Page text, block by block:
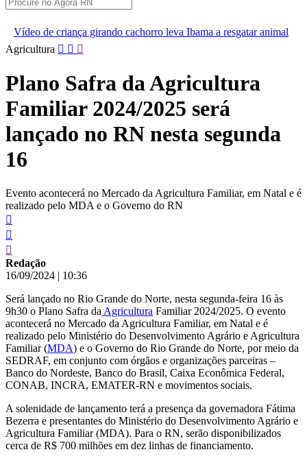
cachorro leva Ibama a resgatar animal
[VÍDEO]
Pular
para
conteúdo
Agricultura
Plano Safra da Agricultura
Familiar 2024/2025 será
lançado no RN nesta segunda
16
Evento acontecerá no Mercado da Agricultura Familiar, em Natal e é
realizado pelo MDA e o Governo do RN
Redação
16/09/2024 | 10:36
Será lançado no Rio Grande do Norte, nesta segunda-feira 16 às
9h30 o Plano Safra da Agricultura Familiar 2024/2025. O evento
acontecerá no Mercado da Agricultura Familiar, em Natal e é
realizado pelo Ministério do Desenvolvimento Agrário e Agricultura
Familiar (MDA) e o Governo do Rio Grande do Norte, por meio da
SEDRAF, em conjunto com órgãos e organizações parceiras –
Banco do Nordeste, Banco do Brasil, Caixa Econômica Federal,
CONAB, INCRA, EMATER-RN e movimentos sociais.
A solenidade de lançamento terá a presença da governadora Fátima
Bezerra e presentantes do Ministério do Desenvolvimento Agrário e
Agricultura Familiar (MDA). Para o RN, serão disponibilizados
cerca de R$ 700 milhões em dez linhas de financiamento.